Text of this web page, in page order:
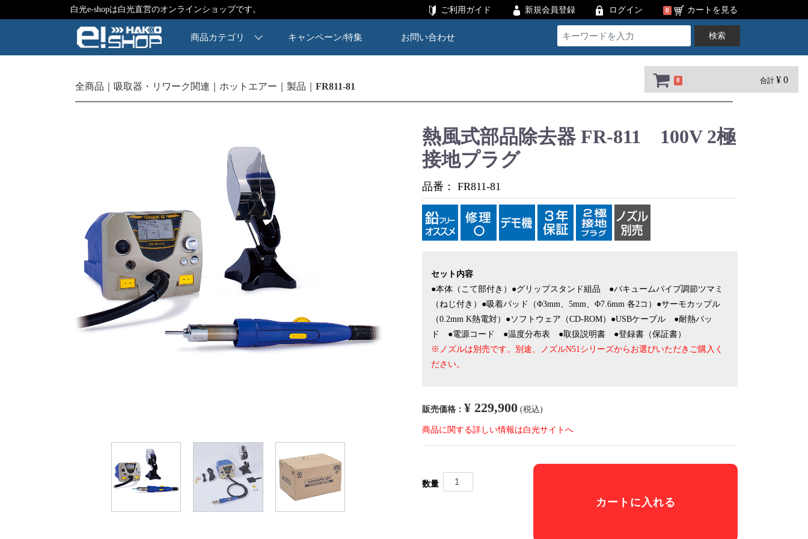
0 合計 ¥ 0
白光e-shopは白光直営のオンラインショップです。 ご利用ガイド 新規会員登録 ログイン 0 カートを見る
商品カテゴリ キャンペーン/特集 お問い合わせ 検索
全商品 吸取器・リワーク関連 ホットエアー 製品 FR811-81
熱風式部品除去器 FR-811 100V 2極
接地プラグ
品番： FR811-81
セット内容
●本体（こて部付き）●グリップスタンド組品 ●バキュームパイプ調節ツマミ
（ねじ付き）●吸着パッド（Φ3mm、5mm、Φ7.6mm 各2コ）●サーモカップル
（0.2mm K熱電対）●ソフトウェア（CD-ROM）●USBケーブル ●耐熱パッ
ド ●電源コード ●温度分布表 ●取扱説明書 ●登録書（保証書）
※ノズルは別売です。別途、ノズルN51シリーズからお選びいただきご購入く
ださい。
販売価格： ¥ 229,900 (税込)
商品に関する詳しい情報は白光サイトへ
数量
カートに入れる